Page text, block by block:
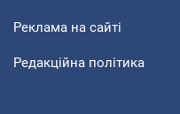
Реклама на сайті
Редакційна політика